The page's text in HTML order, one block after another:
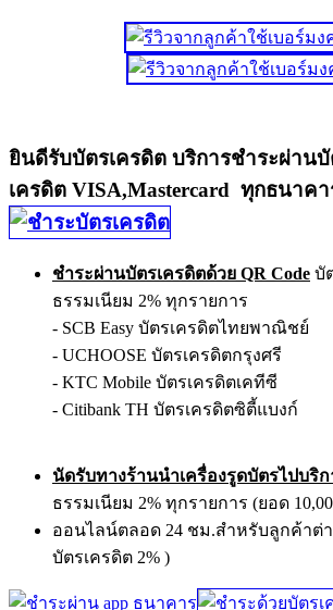
ยินดีรับบัตรเครดิต บริการชำระผ่าน
เครดิต VISA,Mastercard ทุกธนาคา
ชำระผ่านบัตรเครดิตด้วย QR Code บั
ธรรมเนียม 2% ทุกรายการ
- SCB Easy บัตรเครดิตไทยพาณิชย์
- UCHOOSE บัตรเครดิตกรุงศรี
- KTC Mobile บัตรเครดิตเคทีซี
- Citibank TH บัตรเครดิตซิตี้แบงก์
นัดรับทางร้านนำเครื่องรูดบัตรไปบริก
ธรรมเนียม 2% ทุกรายการ (ยอด
ออนไลน์ตลอด 24 ชม.สำหรับลูกค้าต่า
บัตรเครดิต 2% )